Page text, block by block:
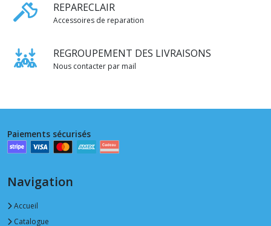
REPARECLAIR
Accessoires de reparation
REGROUPEMENT DES LIVRAISONS
Nous contacter par mail
Paiements sécurisés
Navigation
Accueil
Catalogue